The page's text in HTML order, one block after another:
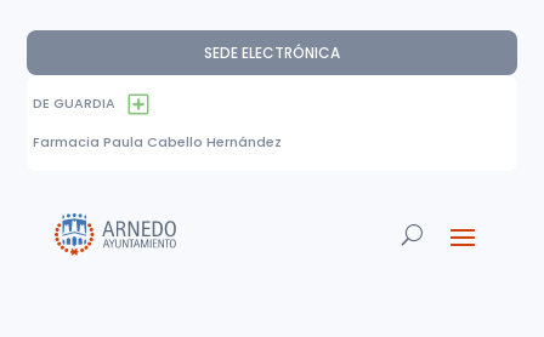
SEDE ELECTRÓNICA
DE GUARDIA
Farmacia Paula Cabello Hernández